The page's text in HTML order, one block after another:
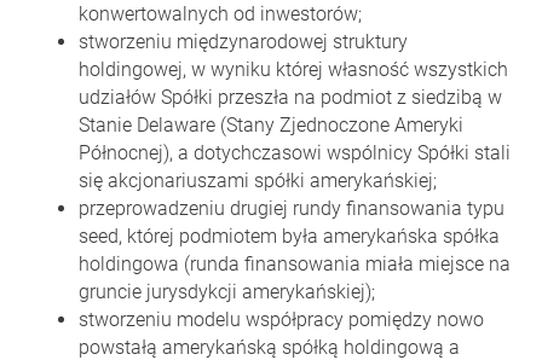
konwertowalnych od inwestorów;
stworzeniu międzynarodowej struktury
holdingowej, w wyniku której własność wszystkich
udziałów Spółki przeszła na podmiot z siedzibą w
Stanie Delaware (Stany Zjednoczone Ameryki
Północnej), a dotychczasowi wspólnicy Spółki stali
się akcjonariuszami spółki amerykańskiej;
przeprowadzeniu drugiej rundy finansowania typu
seed, której podmiotem była amerykańska spółka
holdingowa (runda finansowania miała miejsce na
gruncie jurysdykcji amerykańskiej);
stworzeniu modelu współpracy pomiędzy nowo
powstałą amerykańską spółką holdingową a